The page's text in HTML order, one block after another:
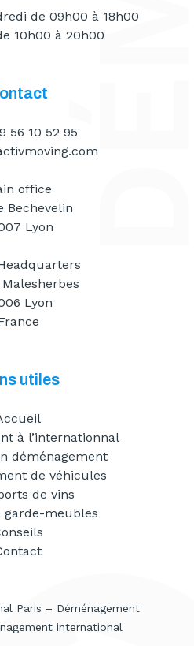
de 09h00 à 18h00
10h00 à 20h00
56 10 52 95
office
Bechevelin
Lyon
Lyon
utiles
à l’internationnal
déménagement
de véhicules
de vins
garde-meubles
Paris – Déménagement
international